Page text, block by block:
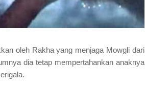
oleh Rakha yang menjaga Mowgli dari
dia tetap mempertahankan anaknya